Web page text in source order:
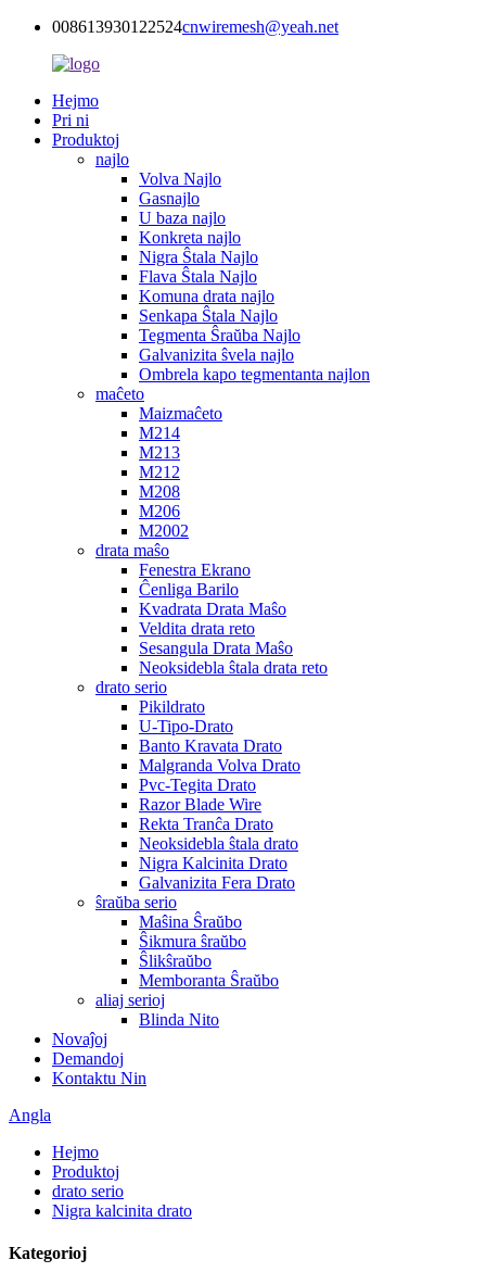
008613930122524cnwiremesh@yeah.net
Hejmo
Pri ni
Produktoj
najlo
Volva Najlo
Gasnajlo
U baza najlo
Konkreta najlo
Nigra Ŝtala Najlo
Flava Ŝtala Najlo
Komuna drata najlo
Senkapa Ŝtala Najlo
Tegmenta Ŝraŭba Najlo
Galvanizita ŝvela najlo
Ombrela kapo tegmentanta najlon
maĉeto
Maizmaĉeto
M214
M213
M212
M208
M206
M2002
drata maŝo
Fenestra Ekrano
Ĉenliga Barilo
Kvadrata Drata Maŝo
Veldita drata reto
Sesangula Drata Maŝo
Neoksidebla ŝtala drata reto
drato serio
Pikildrato
U-Tipo-Drato
Banto Kravata Drato
Malgranda Volva Drato
Pvc-Tegita Drato
Razor Blade Wire
Rekta Tranĉa Drato
Neoksidebla ŝtala drato
Nigra Kalcinita Drato
Galvanizita Fera Drato
ŝraŭba serio
Maŝina Ŝraŭbo
Ŝikmura ŝraŭbo
Ŝlikŝraŭbo
Memboranta Ŝraŭbo
aliaj serioj
Blinda Nito
Novaĵoj
Demandoj
Kontaktu Nin
Angla
Hejmo
Produktoj
drato serio
Nigra kalcinita drato
Kategorioj